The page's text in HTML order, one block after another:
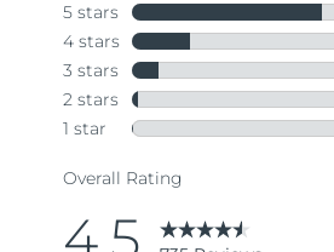
Same
page
link.